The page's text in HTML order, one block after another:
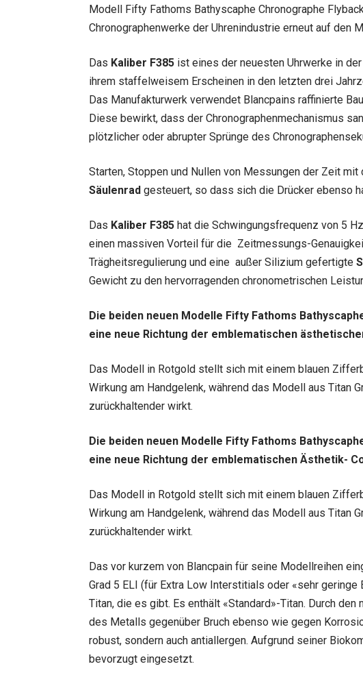
Modell Fifty Fathoms Bathyscaphe Chronographe
Chronographenwerke der Uhrenindustrie erneut auf den
Das Kaliber F385 ist eines der neuesten Uhrwerke in
ihrem staffelweisem Erscheinen in den letzten drei
Das Manufakturwerk verwendet Blancpains raffinierte
Diese bewirkt, dass der Chronographenmechanismus
plötzlicher oder abrupter Sprünge des
Starten, Stoppen und Nullen von Messungen der Zeit
Säulenrad gesteuert, so dass sich die Drücker ebenso
Das Kaliber F385 hat die Schwingungsfrequenz von 5
einen massiven Vorteil für die Zeitmessungs-
Trägheitsregulierung und eine außer Silizium gefertigte
Gewicht zu den hervorragenden chronometrischen
Die beiden neuen Modelle Fifty Fathoms
eine neue Richtung der emblematischen
Das Modell in Rotgold stellt sich mit einem blauen
Wirkung am Handgelenk, während das Modell aus Titan
zurückhaltender wirkt.
Die beiden neuen Modelle Fifty Fathoms
eine neue Richtung der emblematischen Ästhetik-
Das Modell in Rotgold stellt sich mit einem blauen
Wirkung am Handgelenk, während das Modell aus Titan
zurückhaltender wirkt.
Das vor kurzem von Blancpain für seine Modellreihen
Grad 5 ELI (für Extra Low Interstitials oder «sehr
Titan, die es gibt. Es enthält «Standard»-Titan. Durch
des Metalls gegenüber Bruch ebenso wie gegen
robust, sondern auch antiallergen. Aufgrund seiner
bevorzugt eingesetzt.